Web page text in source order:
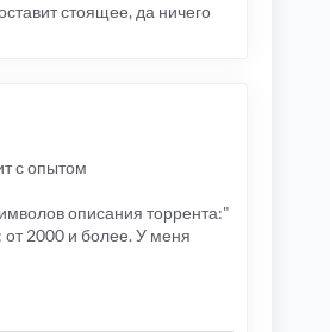
стоящее, да ничего
с опытом
описания торрента:"
2000 и более. У меня